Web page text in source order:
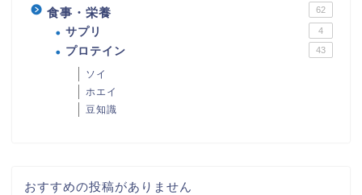
食事・栄養 62
サプリ 4
プロテイン 43
ソイ
ホエイ
豆知識
おすすめの投稿がありません